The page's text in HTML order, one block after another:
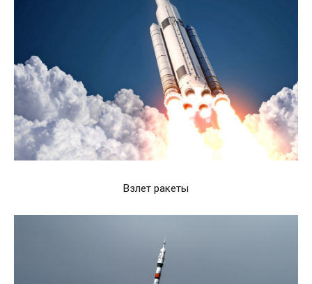
Взлет ракеты